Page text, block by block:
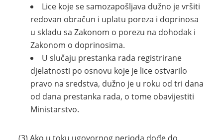
Lice koje se samozapošljava dužno je vršiti
redovan obračun i uplatu poreza i doprinosa
u skladu sa Zakonom o porezu na dohodak i
Zakonom o doprinosima.
U slučaju prestanka rada registrirane
djelatnosti po osnovu koje je lice ostvarilo
pravo na sredstva, dužno je u roku od tri dana
od dana prestanka rada, o tome obavijestiti
Ministarstvo.
(3) Ako u toku ugovornog perioda dođe do